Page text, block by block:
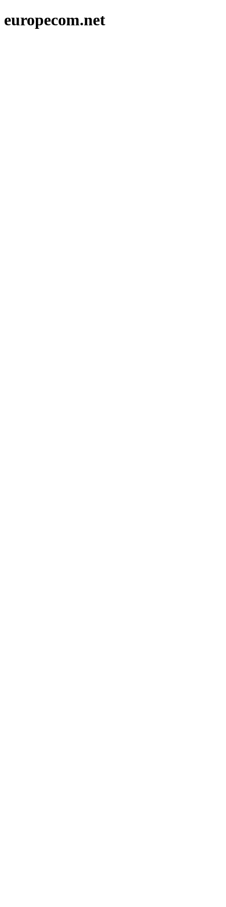
europecom.net